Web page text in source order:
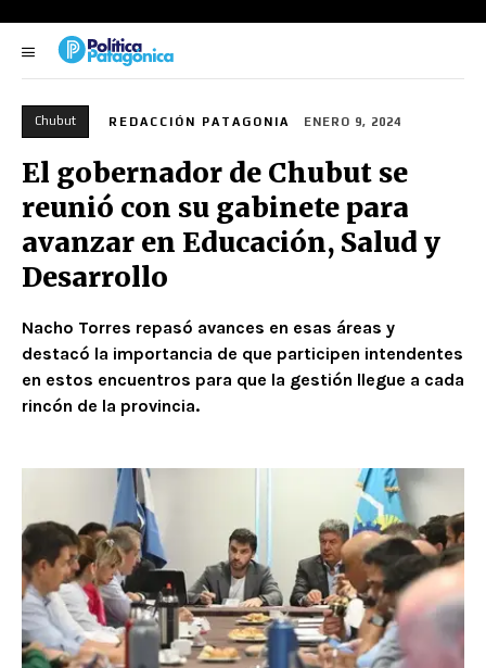
Chubut REDACCIÓN PATAGONIA ENERO 9, 2024
El gobernador de Chubut se
reunió con su gabinete para
avanzar en Educación, Salud y
Desarrollo
Nacho Torres repasó avances en esas áreas y
destacó la importancia de que participen intendentes
en estos encuentros para que la gestión llegue a cada
rincón de la provincia.